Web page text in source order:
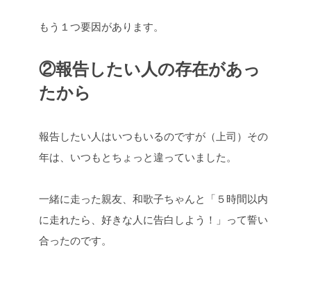
もう１つ要因があります。
②報告したい人の存在があっ
たから
報告したい人はいつもいるのですが（上司） その
年は、いつもとちょっと違っていました。
一緒に走った親友、和歌子ちゃんと 「５時間以内
に走れたら、好きな人に告白しよう！」 って誓い
合ったのです。